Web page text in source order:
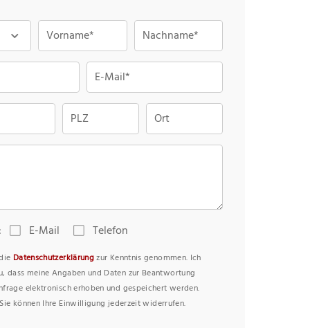
Vorname* Nachname*
E-Mail*
PLZ Ort
E-Mail Telefon
Datenschutzerklärungzur Kenntnis genommen. Ich
dass meine Angaben und Daten zur Beantwortung
elektronisch erhoben und gespeichert werden.
können Ihre Einwilligung jederzeit widerrufen.